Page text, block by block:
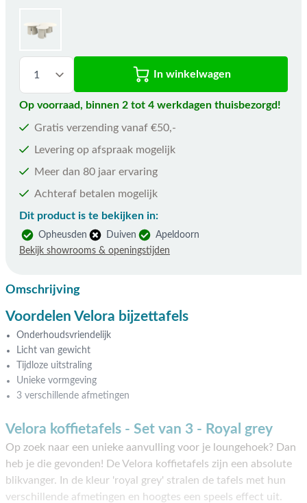
In winkelwagen
Op voorraad, binnen 2 tot 4 werkdagen thuisbezorgd!
Gratis verzending vanaf €50,-
Levering op afspraak mogelijk
Meer dan 80 jaar ervaring
Achteraf betalen mogelijk
Dit product is te bekijken in:
Opheusden Duiven
Apeldoorn
Bekijk showrooms & openingstijden
Omschrijving
Voordelen Velora bijzettafels
Onderhoudsvriendelijk
Licht van gewicht
Tijdloze uitstraling
Unieke vormgeving
3 verschillende afmetingen
Velora koffietafels - Set van 3 - Royal grey
Op zoek naar een unieke aanvulling voor je loungehoek? Dan
heb je die gevonden! De Velora koffietafels zijn een absolute
blikvanger. In de kleur 'royal grey' stralen de tafels met hun
verschillende afmetingen en hoogtes een speels effect uit.